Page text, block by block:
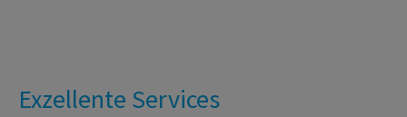
Exzellente Services